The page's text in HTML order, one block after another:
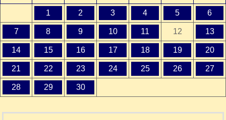
1 2 3 4 5 6
7 8 9 10 11 12 13
14 15 16 17 18 19 20
21 22 23 24 25 26 27
28 29 30